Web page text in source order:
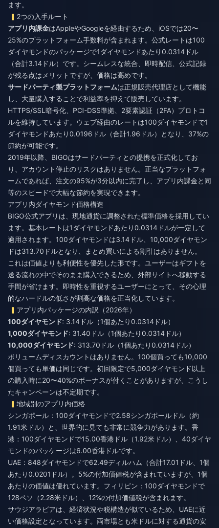
ます。
2つの入手ルート
アプリ内課金はAppleやGoogleを経由するため、iOSでは20〜
25%のプラットフォーム手数料が含まれます。公式レートは100
ダイヤモンドのパッケージで1ダイヤモンドあたり0.0314ドル
（合計3.14ドル）です。シームレスな統合、即時配信、公式記録
が残る点はメリットですが、価格は高めです。
サードパーティ製プラットフォームは正規販売代理店として機能
し、大量購入することで利益率を抑えて販売しています。
HTTPS/SSL暗号化、PCI-DSS準拠、2要素認証（2FA）プロトコ
ルを維持しています。ウェブ経由のレートは100ダイヤモンドで1
ダイヤモンドあたり0.0196ドル（合計1.96ドル）となり、37%の
節約が可能です。
2019年以降、BIGOはサードパーティとの提携を正式化してお
り、アカウント停止のリスクはありません。正当なプラットフォ
ームであれば、注文の95%が3分以内に完了し、アプリ内課金と同
等のスピードで大幅な節約を実現できます。
アプリ内ダイヤモンド価格構造
BIGO公式アプリは、現地通貨に調整された標準価格を採用してい
ます。基本レートは1ダイヤモンドあたり0.0314ドルが一定して
適用されます。100ダイヤモンドは3.14ドル、10,000ダイヤモン
ドは313.70ドルとなり、まとめ買いによる割引はありません。
これは価値よりも利便性を優先した形です。ユーザーはギフトを
送る流れの中でそのまま購入できるため、外部サイトへ移動する
手間が省けます。即時性を重視するユーザーにとって、その心理
的なハードルの低さが割高な価格を正当化しています。
アプリ内パッケージの内訳（2026年）
100ダイヤモンド: 3.14ドル（1個あたり0.0314ドル）
1,000ダイヤモンド: 31.40ドル（1個あたり0.0314ドル）
10,000ダイヤモンド: 313.70ドル（1個あたり0.0314ドル）
ボリュームディスカウントはありません。100個買っても10,000
個買っても単価は同じです。初回限定で5,000ダイヤモンド以上
の購入時に20〜40%のボーナスが付くことがありますが、こうし
たキャンペーンは不定期です。
地域別のアプリ内価格
シンガポール：100ダイヤモンドで2.58シンガポールドル（約
1.91米ドル）と、世界的に見ても非常に競争力があります。香
港：100ダイヤモンドで15.00香港ドル（1.92米ドル）、40ダイヤ
モンドのパッケージは6.00香港ドルです。
UAE：848ダイヤモンドで62.49ディルハム（合計17.01ドル、1個
あたり0.0201ドル）。5%の付加価値税が含まれていますが、1個
あたりの価値は優れています。フィリピン：100ダイヤモンドで
128ペソ（2.28米ドル）、12%の付加価値税が含まれます。
サウジアラビアは、経済状況や税構造が似ているため、UAEに近
い価格設定となっています。両市場とも米ドルに対する通貨の安